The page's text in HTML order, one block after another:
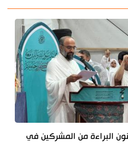
البراءة من المشركين في